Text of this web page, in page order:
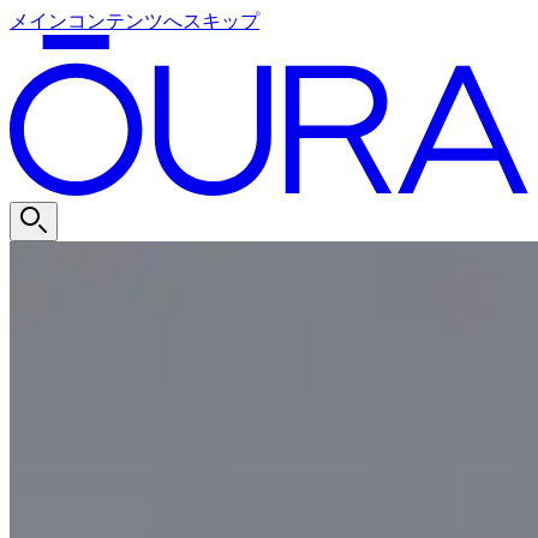
メインコンテンツへスキップ